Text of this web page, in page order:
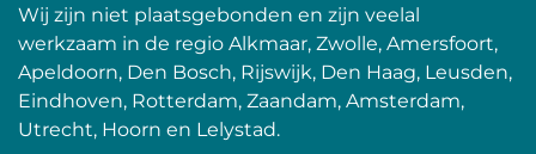
Wij zijn niet plaatsgebonden en zijn veelal
werkzaam in de regio Alkmaar, Zwolle, Amersfoort,
Apeldoorn, Den Bosch, Rijswijk, Den Haag, Leusden,
Eindhoven, Rotterdam, Zaandam, Amsterdam,
Utrecht, Hoorn en Lelystad.